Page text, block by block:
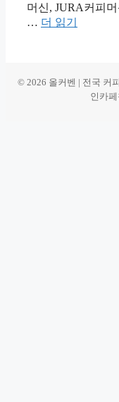
머신, JURA커피
… 더 읽기
© 2026 올커벤 | 전국 커
인카